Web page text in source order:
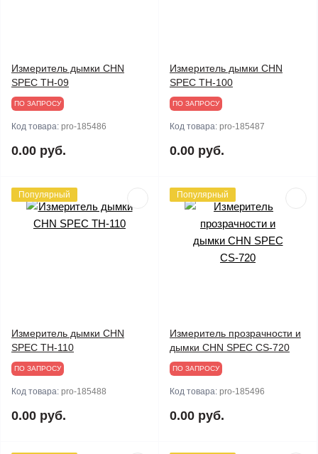
Измеритель дымки CHN
SPEC TH-09
ПО ЗАПРОСУ
Код товара: pro-185486
0.00 руб.
Измеритель дымки CHN
SPEC TH-100
ПО ЗАПРОСУ
Код товара: pro-185487
0.00 руб.
Популярный
Измеритель дымки CHN
SPEC TH-110
ПО ЗАПРОСУ
Код товара: pro-185488
0.00 руб.
Популярный
Измеритель прозрачности и
дымки CHN SPEC CS-720
ПО ЗАПРОСУ
Код товара: pro-185496
0.00 руб.